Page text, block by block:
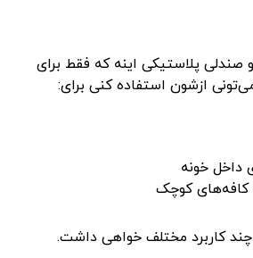
صندلی پلاستیکی اینه که فقط برای
ازشون استفاده کنی برای:
داخل خونه
کافه‌های کوچک
چند کاربرد مختلف خواهی داشت.